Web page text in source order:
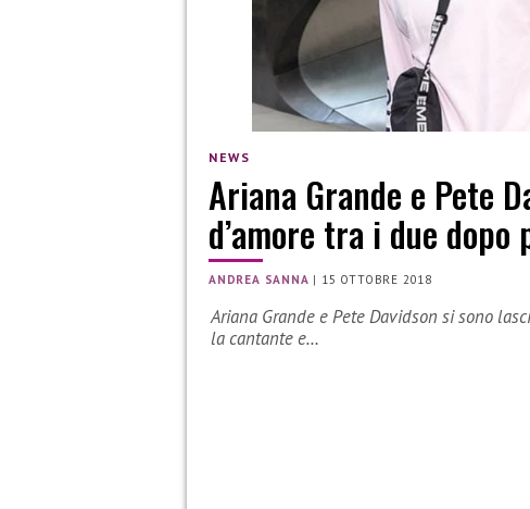
NEWS
Ariana Grande e Pete
d’amore tra i due dopo
ANDREA SANNA | 15 OTTOBRE 2018
Ariana Grande e Pete Davidson si sono
la cantante e…